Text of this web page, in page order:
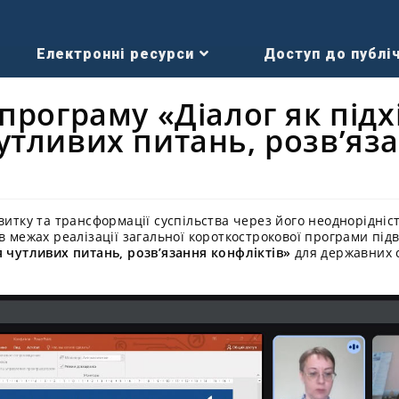
Електронні ресурси Доступ до
«Діалог як
питань,
та трансформації суспільства через його
межах реалізації загальної короткострокової програми
питань, розв’язання конфліктів» для державних